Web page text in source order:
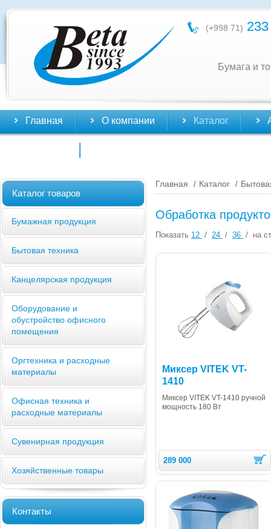
(+998 71)
Бумага и
Главная О компании Каталог
Каталог товаров
Бумажная продукция
Бытовая техника
Канцелярская продукция
Оборудование и
обустройство офисного
помещения
Оргтехника и расходные
материалы
Офисная техника и
расходные материалы
Сувенирная продукция
Хозяйственные товары
Контакты
Главная / Каталог /
Обработка
Показать 12 / 24 / 36 / на
Миксер VITEK VT-
1410
Миксер VITEK VT-1410 ручной
мощность 180 Вт
289 000